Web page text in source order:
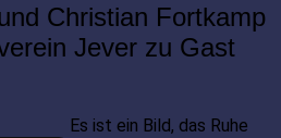
Christian Fortkamp
Jever zu Gast
Es ist ein Bild, das Ruhe